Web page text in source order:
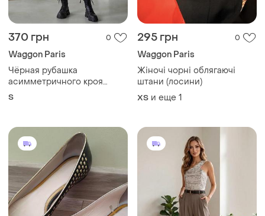
370 грн 0
Waggon Paris
Чёрная рубашка
асимметричного кроя
waggon paris 36/s
S
295 грн 0
Waggon Paris
Жіночі чорні облягаючі
штани (лосини)
ХS и еще 1